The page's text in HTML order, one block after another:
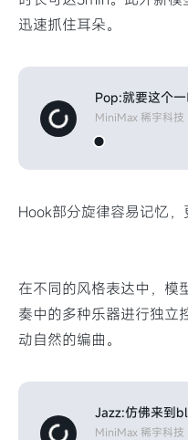
迅速抓住耳朵。
Pop:就要这个
MiniMax 稀宇科技
Hook部分旋律容易记忆
在不同的风格表达中，模
奏中的多种乐器进行独立
动自然的编曲。
Jazz:仿佛来到
MiniMax 稀宇科技